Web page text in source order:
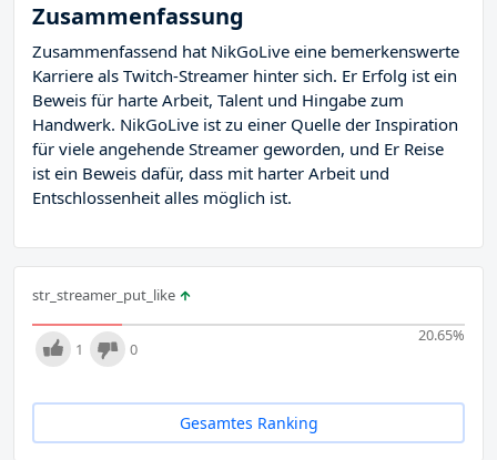
Zusammenfassung
Zusammenfassend hat NikGoLive eine bemerkenswerte
Karriere als Twitch-Streamer hinter sich. Er Erfolg ist ein
Beweis für harte Arbeit, Talent und Hingabe zum
Handwerk. NikGoLive ist zu einer Quelle der Inspiration
für viele angehende Streamer geworden, und Er Reise
ist ein Beweis dafür, dass mit harter Arbeit und
Entschlossenheit alles möglich ist.
str_streamer_put_like
20.65%
1 0
Gesamtes Ranking